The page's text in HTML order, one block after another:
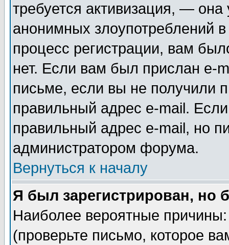
требуется активизация, —
анонимных злоупотреблений
процесс регистрации, вам
нет. Если вам был прислан e-
письме, если вы не получили
правильный адрес e-mail.
правильный адрес e-mail, но
администратором форума.
Вернуться к началу
Я был зарегистрирован, но
Наиболее вероятные
(проверьте письмо, которое